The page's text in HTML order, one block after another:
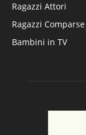
Ragazzi Attori
Ragazzi Comparse
Bambini in TV